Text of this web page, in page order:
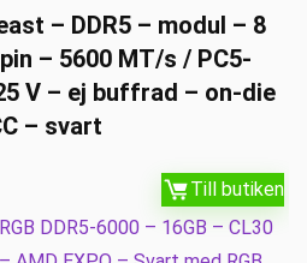
– DDR5 – modul – 8
– 5600 MT/s / PC5-
V – ej buffrad – on-die
– svart
Till butiken